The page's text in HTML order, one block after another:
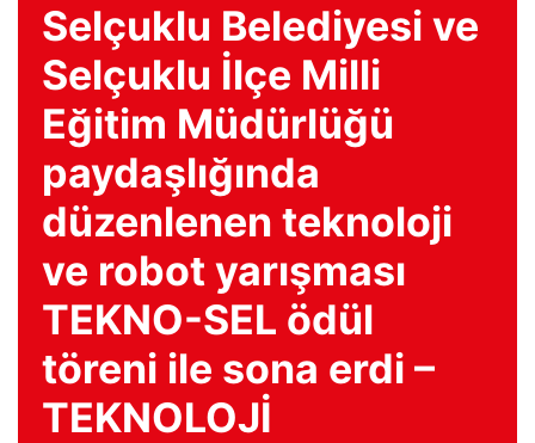
Selçuklu Belediyesi ve
Selçuklu İlçe Milli
Eğitim Müdürlüğü
paydaşlığında
düzenlenen teknoloji
ve robot yarışması
TEKNO-SEL ödül
töreni ile sona erdi –
TEKNOLOJİ